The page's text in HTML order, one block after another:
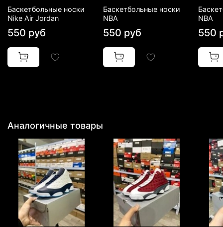
Баскетбольные носки
Nike Air Jordan
550 руб
Баскетбольные носки
NBA
550 руб
NBA
550
Аналогичные товары